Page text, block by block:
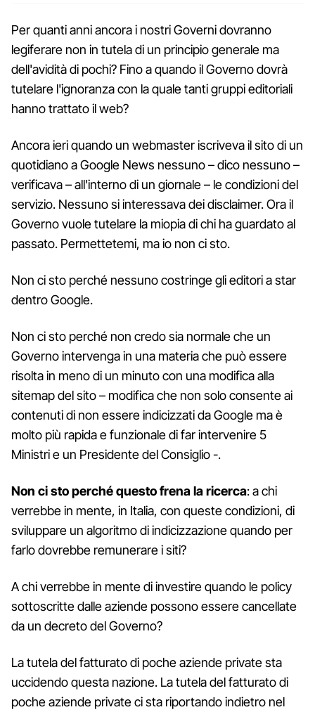
Per quanti anni ancora i nostri Governi dovranno
legiferare non in tutela di un principio generale ma
dell'avidità di pochi? Fino a quando il Governo dovrà
tutelare l'ignoranza con la quale tanti gruppi editoriali
hanno trattato il web?
Ancora ieri quando un webmaster iscriveva il sito di un
quotidiano a Google News nessuno – dico nessuno –
verificava – all'interno di un giornale – le condizioni del
servizio. Nessuno si interessava dei disclaimer. Ora il
Governo vuole tutelare la miopia di chi ha guardato al
passato. Permettetemi, ma io non ci sto.
Non ci sto perché nessuno costringe gli editori a star
dentro Google.
Non ci sto perché non credo sia normale che un
Governo intervenga in una materia che può essere
risolta in meno di un minuto con una modifica alla
sitemap del sito – modifica che non solo consente ai
contenuti di non essere indicizzati da Google ma è
molto più rapida e funzionale di far intervenire 5
Ministri e un Presidente del Consiglio -.
Non ci sto perché questo frena la ricerca: a chi
verrebbe in mente, in Italia, con queste condizioni, di
sviluppare un algoritmo di indicizzazione quando per
farlo dovrebbe remunerare i siti?
A chi verrebbe in mente di investire quando le policy
sottoscritte dalle aziende possono essere cancellate
da un decreto del Governo?
La tutela del fatturato di poche aziende private sta
uccidendo questa nazione. La tutela del fatturato di
poche aziende private ci sta riportando indietro nel